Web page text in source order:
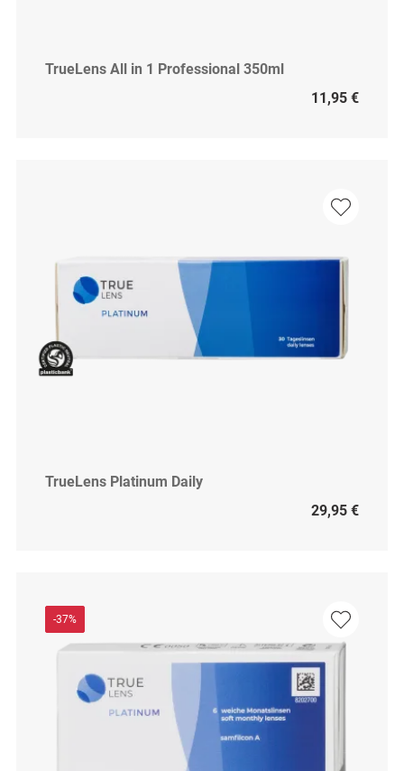
TrueLens All in 1 Professional 350ml
11,95 €
TrueLens Platinum Daily
29,95 €
-37%